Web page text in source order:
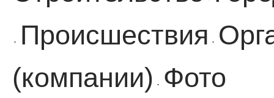
· Происшествия ·
(компании)
·
Фото